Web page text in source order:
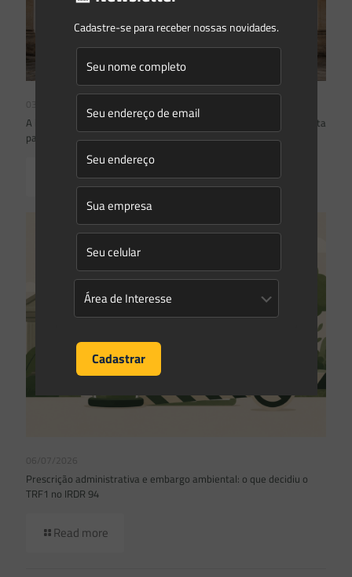
A inclusão de imóvel em inventário de patrimônio cultural não basta
para impor restrições ao direito de propriedade:
Read more
06/07/2026
Prescrição administrativa e embargo ambiental: o que decidiu o
TRF1 no IRDR 94
Read more
Cadastre-se para receber nossas novidades.